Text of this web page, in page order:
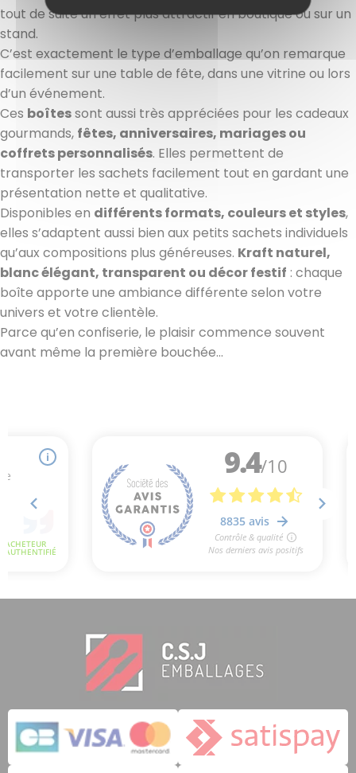
tout de suite un effet plus attractif en boutique ou sur un
stand.
C’est exactement le type d’emballage qu’on remarque
facilement sur une table de fête, dans une vitrine ou lors
d’un événement.
Ces boîtessont aussi très appréciées pour les cadeaux
gourmands, fêtes, anniversaires, mariages ou
coffrets personnalisés. Elles permettent de
transporter les sachets facilement tout en gardant une
présentation nette et qualitative.
Disponibles en différents formats, couleurs et styles,
elles s’adaptent aussi bien aux petits sachets individuels
qu’aux compositions plus généreuses. Kraft naturel,
blanc élégant, transparent ou décor festif : chaque
boîte apporte une ambiance différente selon votre
univers et votre clientèle.
Parce qu’en confiserie, le plaisir commence souvent
avant même la première bouchée...